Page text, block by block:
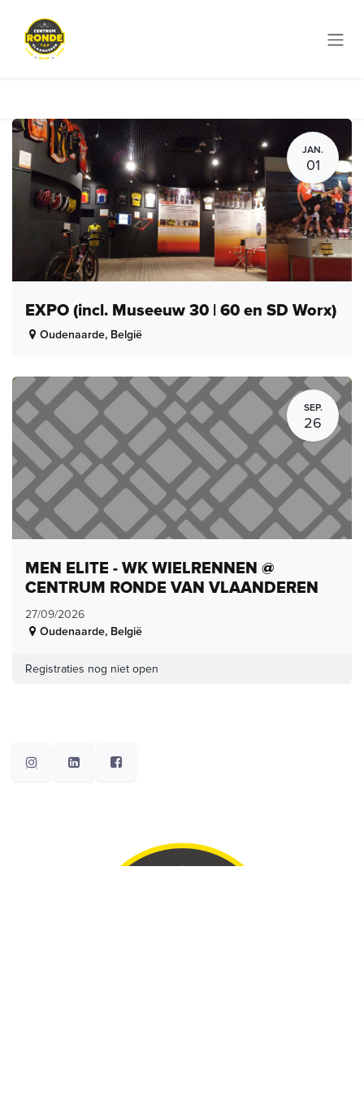
JAN.
01
EXPO (incl. Museeuw 30 | 60 en SD Worx)
Oudenaarde, België
SEP.
26
MEN ELITE - WK WIELRENNEN @
CENTRUM RONDE VAN VLAANDEREN
27/09/2026
Oudenaarde, België
Registraties nog niet open